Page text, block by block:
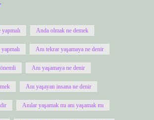
Anda olmak ne demek
Anı tekrar yaşamaya ne denir
Anı yaşamaya ne denir
Anı yaşayan insana ne denir
Anılar yaşamak mı anı yaşamak mı